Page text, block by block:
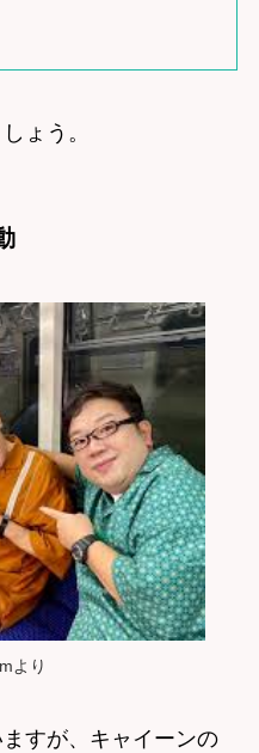
ょう。
より
すが、キャイーンの